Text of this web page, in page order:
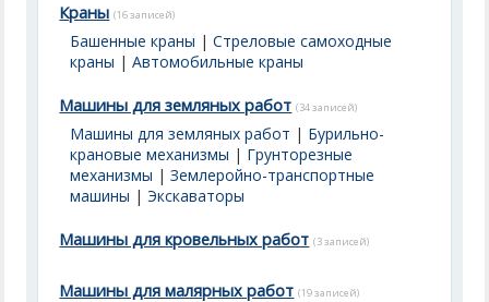
Краны (16 записей)
Башенные краны |Стреловые самоходные
краны |Автомобильные краны
Машины для земляных работ (34 записей)
Машины для земляных работ | Бурильно-
крановые механизмы | Грунторезные
механизмы |Землеройно-транспортные
машины |Экскаваторы
Машины для кровельных работ (3 записей)
Машины для малярных работ (19 записей)